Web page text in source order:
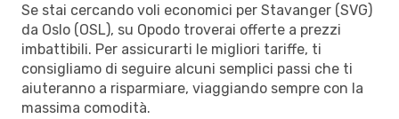
Se stai cercando voli economici per Stavanger (SVG)
da Oslo (OSL), su Opodo troverai offerte a prezzi
imbattibili. Per assicurarti le migliori tariffe, ti
consigliamo di seguire alcuni semplici passi che ti
aiuteranno a risparmiare, viaggiando sempre con la
massima comodità.